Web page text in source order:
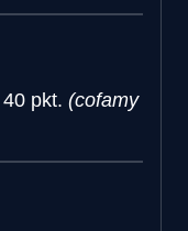
40 pkt. (cofamy